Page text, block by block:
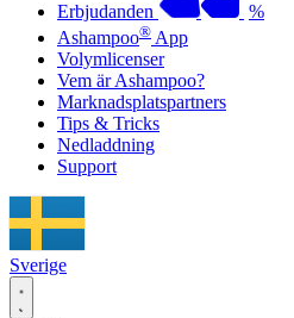
Erbjudanden
%
Ashampoo® App
Volymlicenser
Vem är Ashampoo?
Marknadsplatspartners
Tips & Tricks
Nedladdning
Support
Sverige